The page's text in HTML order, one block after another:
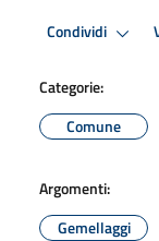
Condividi
Categorie:
Comune
Argomenti:
Gemellaggi